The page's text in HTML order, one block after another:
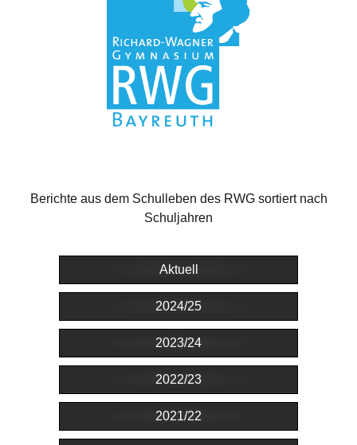
Berichte aus dem Schulleben des RWG sortiert nach
Schuljahren
Aktuell
2024/25
2023/24
2022/23
2021/22